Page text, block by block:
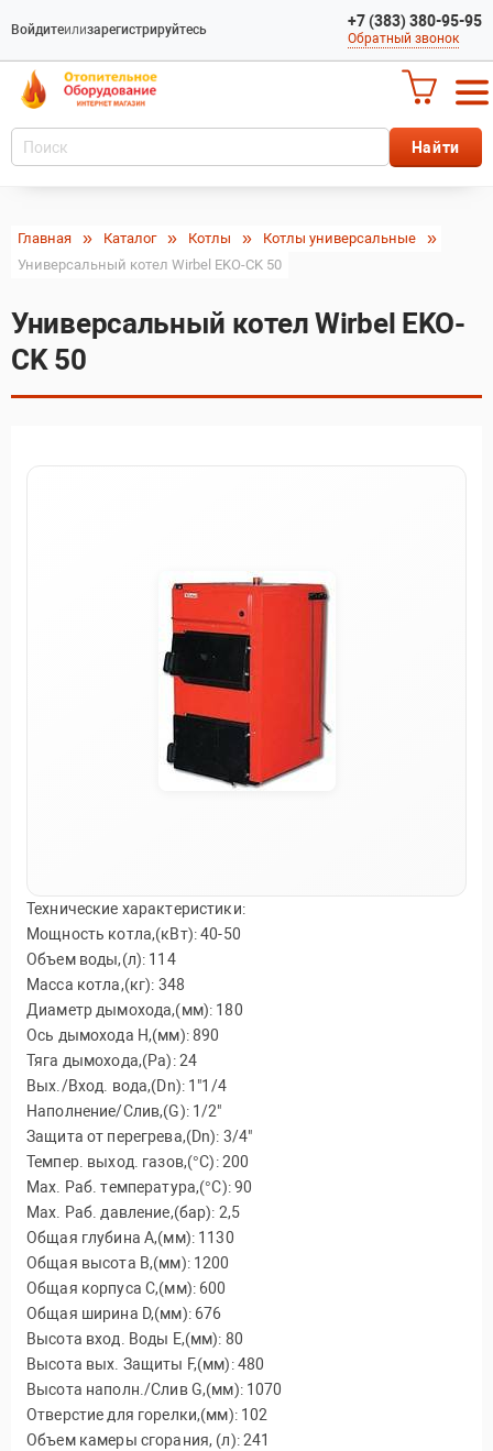
Войдитеилизарегистрируйтесь +7 (383) 380-95-95
Обратный звонок
Главная Каталог Котлы
Котлы универсальные
Универсальный котел Wirbel EKO-CK 50
Универсальный котел Wirbel EKO-
CK 50
Технические характеристики:
Мощность котла,(кВт): 40-50
Объем воды,(л): 114
Масса котла,(кг): 348
Диаметр дымохода,(мм): 180
Ось дымохода H,(мм): 890
Тяга дымохода,(Pa): 24
Вых./Вход. вода,(Dn): 1"1/4
Наполнение/Слив,(G): 1/2"
Защита от перегрева,(Dn): 3/4"
Темпер. выход. газов,(°C): 200
Max. Раб. температура,(°C): 90
Max. Раб. давление,(бар): 2,5
Общая глубина A,(мм): 1130
Общая высота B,(мм): 1200
Общая корпуса С,(мм): 600
Общая ширина D,(мм): 676
Высота вход. Воды E,(мм): 80
Высота вых. Защиты F,(мм): 480
Высота наполн./Слив G,(мм): 1070
Отверстие для горелки,(мм): 102
Объем камеры сгорания, (л): 241